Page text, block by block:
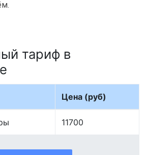
тариф в
Цена (руб)
11700